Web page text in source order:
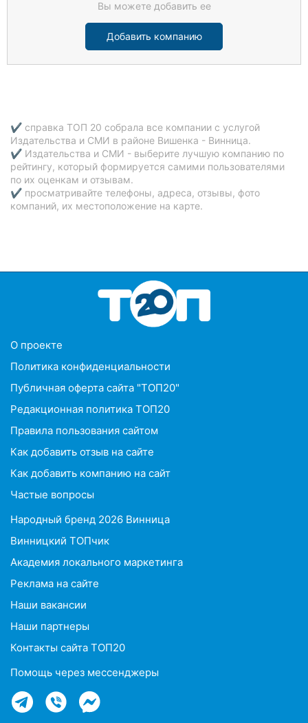
Вы можете добавить ее
Добавить компанию
✔ справка ТОП 20 собрала все компании с услугой
Издательства и СМИ в районе Вишенка - Винница.
✔ Издательства и СМИ - выберите лучшую компанию по
рейтингу, который формируется самими пользователями
по их оценкам и отзывам.
✔ просматривайте телефоны, адреса, отзывы, фото
компаний, их местоположение на карте.
O проекте
Политика конфиденциальности
Публичная оферта сайта "ТОП20"
Редакционная политика ТОП20
Правила пользования сайтом
Как добавить отзыв на сайте
Как добавить компанию на сайт
Частые вопросы
Народный бренд 2026 Винница
Винницкий ТОПчик
Академия локального маркетинга
Реклама на сайте
Наши вакансии
Наши партнеры
Контакты сайта ТОП20
Помощь через мессенджеры